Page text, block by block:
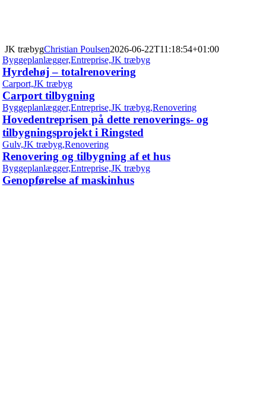
JK træbygChristian Poulsen2026-06-22T11:18:54+01:00
Byggeplanlægger,Entreprise,JK træbyg
Hyrdehøj – totalrenovering
Carport,JK træbyg
Carport tilbygning
Byggeplanlægger,Entreprise,JK træbyg,Renovering
Hovedentreprisen på dette renoverings- og
tilbygningsprojekt i Ringsted
Gulv,JK træbyg,Renovering
Renovering og tilbygning af et hus
Byggeplanlægger,Entreprise,JK træbyg
Genopførelse af maskinhus